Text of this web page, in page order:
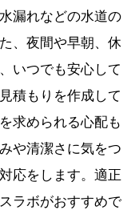
漏れなどの水道の
、夜間や早朝、休
いつでも安心して
積もりを作成して
求められる心配も
や清潔さに気をつ
応をします。適正
ラボがおすすめで